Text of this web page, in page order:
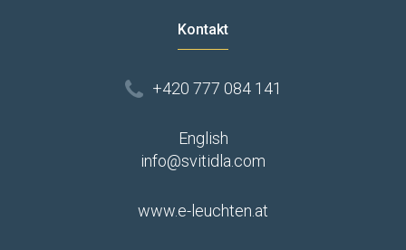
Kontakt
+420 777 084 141
English
info@svitidla.com
www.e-leuchten.at